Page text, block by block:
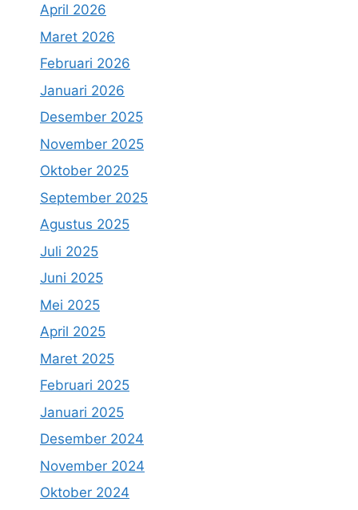
April 2026
Maret 2026
Februari 2026
Januari 2026
Desember 2025
November 2025
Oktober 2025
September 2025
Agustus 2025
Juli 2025
Juni 2025
Mei 2025
April 2025
Maret 2025
Februari 2025
Januari 2025
Desember 2024
November 2024
Oktober 2024